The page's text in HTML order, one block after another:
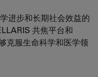
进步和长期社会效益的
共焦平台和
克服生命科学和医学领